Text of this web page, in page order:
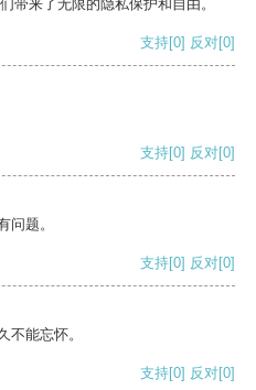
带来了无限的隐私保护和自由。
支持[0] 反对[0]
支持[0] 反对[0]
问题。
支持[0] 反对[0]
不能忘怀。
支持[0] 反对[0]